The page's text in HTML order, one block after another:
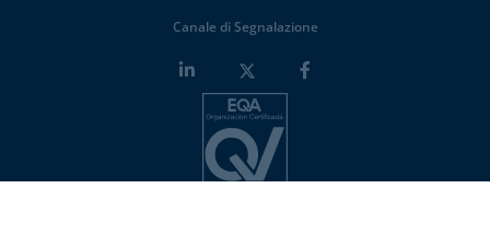
Canale di Segnalazione